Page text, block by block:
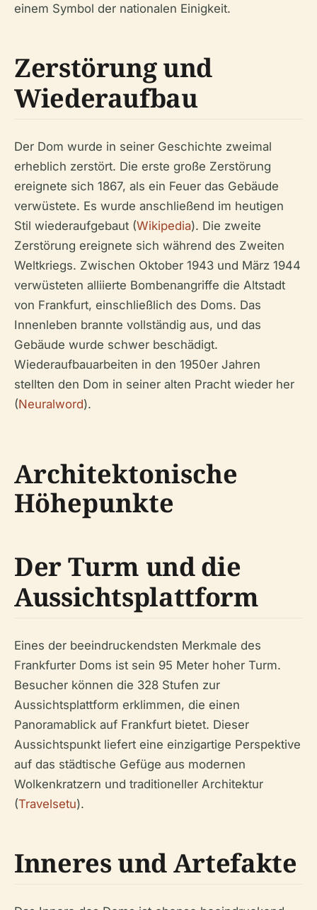
einem Symbol der nationalen Einigkeit.
Zerstörung und
Wiederaufbau
Der Dom wurde in seiner Geschichte zweimal
erheblich zerstört. Die erste große Zerstörung
ereignete sich 1867, als ein Feuer das Gebäude
verwüstete. Es wurde anschließend im heutigen
Stil wiederaufgebaut (Wikipedia). Die zweite
Zerstörung ereignete sich während des Zweiten
Weltkriegs. Zwischen Oktober 1943 und März 1944
verwüsteten alliierte Bombenangriffe die Altstadt
von Frankfurt, einschließlich des Doms. Das
Innenleben brannte vollständig aus, und das
Gebäude wurde schwer beschädigt.
Wiederaufbauarbeiten in den 1950er Jahren
stellten den Dom in seiner alten Pracht wieder her
(Neuralword).
Architektonische
Höhepunkte
Der Turm und die
Aussichtsplattform
Eines der beeindruckendsten Merkmale des
Frankfurter Doms ist sein 95 Meter hoher Turm.
Besucher können die 328 Stufen zur
Aussichtsplattform erklimmen, die einen
Panoramablick auf Frankfurt bietet. Dieser
Aussichtspunkt liefert eine einzigartige Perspektive
auf das städtische Gefüge aus modernen
Wolkenkratzern und traditioneller Architektur
(Travelsetu).
Inneres und Artefakte